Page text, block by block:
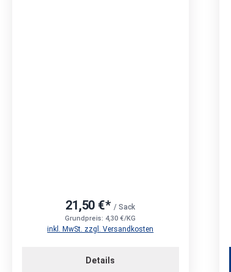
21,50 €* / Sack
Grundpreis: 4,30 €/KG
inkl. MwSt. zzgl. Versandkosten
Details